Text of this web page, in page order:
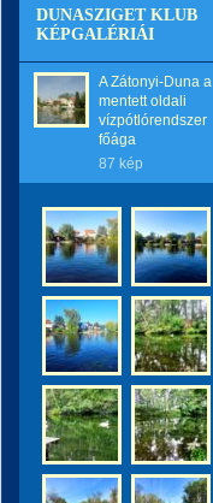
DUNASZIGET KLUB
KÉPGALÉRIÁI
A Zátonyi-Duna a
mentett oldali
vízpótlórendszer
főága
87 kép